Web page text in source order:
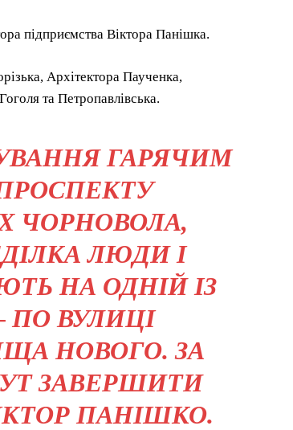
підприємства Віктора Панішка.
Архітектора Паученка,
та Петропавлівська.
ГАРЯЧИМ
ЧОРНОВОЛА,
ЛЮДИ І
НА ОДНІЙ ІЗ
ПО ВУЛИЦІ
НОВОГО. ЗА
ЗАВЕРШИТИ
ПАНІШКО.